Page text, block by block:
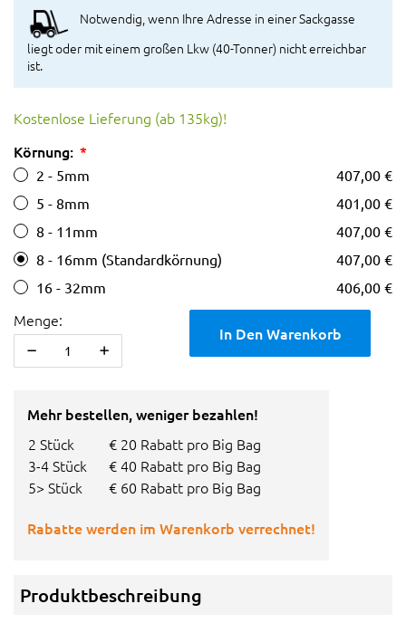
Notwendig, wenn Ihre Adresse in einer Sackgasse
liegt oder mit einem großen Lkw (40-Tonner) nicht erreichbar
ist.
Kostenlose Lieferung (ab 135kg)!
Körnung:
2 - 5mm
407,00 €
5 - 8mm
401,00 €
8 - 11mm
407,00 €
8 - 16mm (Standardkörnung)
407,00 €
16 - 32mm
406,00 €
Menge:
In Den Warenkorb
Mehr bestellen, weniger bezahlen!
2 Stück
€ 20 Rabatt pro Big Bag
3-4 Stück
€ 40 Rabatt pro Big Bag
5> Stück
€ 60 Rabatt pro Big Bag
Rabatte werden im Warenkorb verrechnet!
Produktbeschreibung